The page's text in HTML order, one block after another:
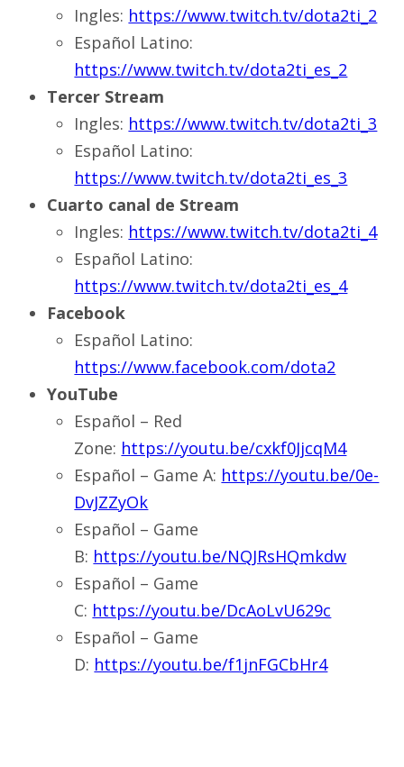
Ingles: https://www.twitch.tv/dota2ti_2
Español Latino:
https://www.twitch.tv/dota2ti_es_2
Tercer Stream
Ingles: https://www.twitch.tv/dota2ti_3
Español Latino:
https://www.twitch.tv/dota2ti_es_3
Cuarto canal de Stream
Ingles: https://www.twitch.tv/dota2ti_4
Español Latino:
https://www.twitch.tv/dota2ti_es_4
Facebook
Español Latino:
https://www.facebook.com/dota2
YouTube
Español – Red
Zone: https://youtu.be/cxkf0JjcqM4
Español – Game A: https://youtu.be/0e-
DvJZZyOk
Español – Game
B: https://youtu.be/NQJRsHQmkdw
Español – Game
C: https://youtu.be/DcAoLvU629c
Español – Game
D: https://youtu.be/f1jnFGCbHr4